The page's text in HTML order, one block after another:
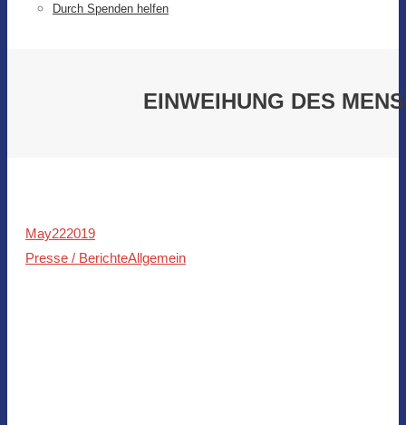
Durch Spenden helfen
EINWEIHUNG DES
May222019
Presse / BerichteAllgemein